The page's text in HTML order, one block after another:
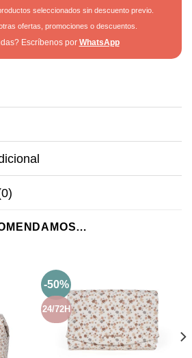
seleccionados sin descuento previo.
ofertas, promociones o descuentos.
Escríbenos por WhatsApp
-50%
24/72H